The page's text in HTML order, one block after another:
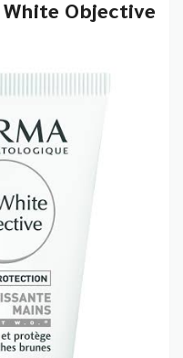
White Objective